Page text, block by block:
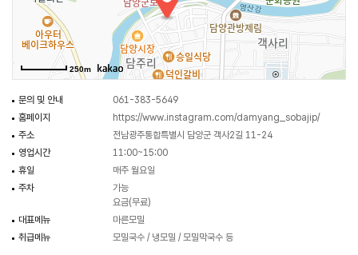
250m
문의 및 안내
061-383-5649
홈페이지
https://www.instagram.com/damyang_sobajip/
주소
전남광주통합특별시 담양군 객사2길 11-24
영업시간
11:00~15:00
휴일
매주 월요일
주차
가능
요금(무료)
대표메뉴
마른모밀
취급메뉴
모밀국수 / 냉모밀 / 모밀막국수 등